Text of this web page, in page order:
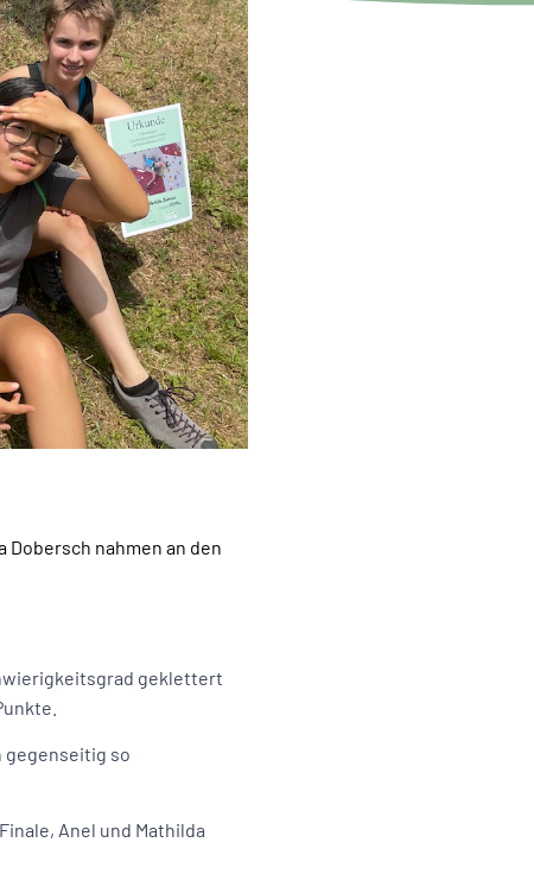
Dobersch nahmen an den
geklettert
gegenseitig so
Anel und Mathilda